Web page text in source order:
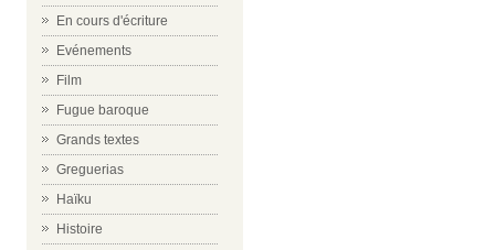
En cours d'écriture
Evénements
Film
Fugue baroque
Grands textes
Greguerias
Haïku
Histoire